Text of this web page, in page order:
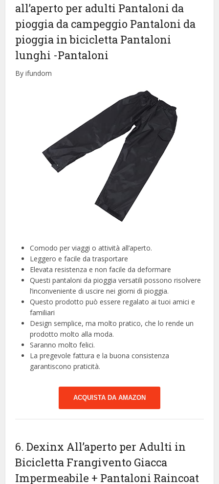
all’aperto per adulti Pantaloni da
pioggia da campeggio Pantaloni da
pioggia in bicicletta Pantaloni
lunghi -Pantaloni
By ifundom
Comodo per viaggi o attività all’aperto.
Leggero e facile da trasportare
Elevata resistenza e non facile da deformare
Questi pantaloni da pioggia versatili possono risolvere
l’inconveniente di uscire nei giorni di pioggia.
Questo prodotto può essere regalato ai tuoi amici e
familiari
Design semplice, ma molto pratico, che lo rende un
prodotto molto alla moda.
Saranno molto felici.
La pregevole fattura e la buona consistenza
garantiscono praticità.
ACQUISTA DA AMAZON
6. Dexinx All’aperto per Adulti in
Bicicletta Frangivento Giacca
Impermeabile + Pantaloni Raincoat